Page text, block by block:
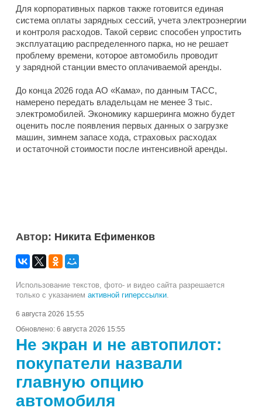
Для корпоративных парков также готовится единая
система оплаты зарядных сессий, учета электроэнергии
и контроля расходов. Такой сервис способен упростить
эксплуатацию распределенного парка, но не решает
проблему времени, которое автомобиль проводит
у зарядной станции вместо оплачиваемой аренды.
До конца 2026 года АО «Кама», по данным ТАСС,
намерено передать владельцам не менее 3 тыс.
электромобилей. Экономику каршеринга можно будет
оценить после появления первых данных о загрузке
машин, зимнем запасе хода, страховых расходах
и остаточной стоимости после интенсивной аренды.
Автор: Никита Ефименков
Использование текстов, фото- и видео сайта разрешается
только с указанием активной гиперссылки.
6 августа 2026 15:55
Обновлено: 6 августа 2026 15:55
Не экран и не автопилот:
покупатели назвали
главную опцию
автомобиля